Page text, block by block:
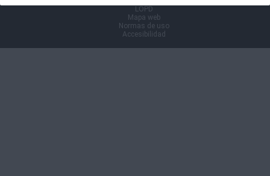
LOPD
Mapa web
Normas de uso
Accesibilidad